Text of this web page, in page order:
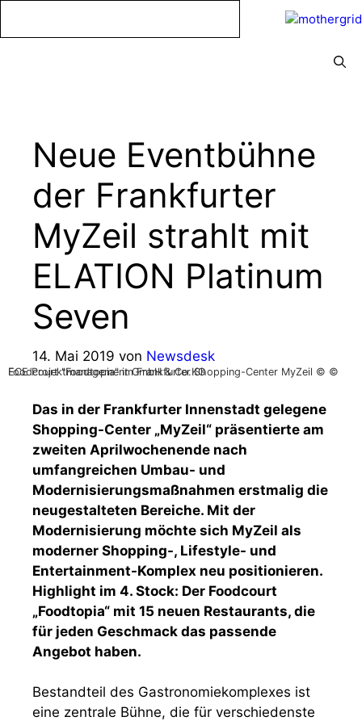
Neue Eventbühne
der Frankfurter
MyZeil strahlt mit
ELATION Platinum
Seven
14. Mai 2019 von Newsdesk
Foodcourt "Foodtopia" im Frankfurter Shopping-Center MyZeil © © ECE Projektmanagement GmbH & Co.KG
Das in der Frankfurter Innenstadt gelegene
Shopping-Center „MyZeil“ präsentierte am
zweiten Aprilwochenende nach
umfangreichen Umbau- und
Modernisierungsmaßnahmen erstmalig die
neugestalteten Bereiche. Mit der
Modernisierung möchte sich MyZeil als
moderner Shopping-, Lifestyle- und
Entertainment-Komplex neu positionieren.
Highlight im 4. Stock: Der Foodcourt
„Foodtopia“ mit 15 neuen Restaurants, die
für jeden Geschmack das passende
Angebot haben.
Bestandteil des Gastronomiekomplexes ist
eine zentrale Bühne, die für verschiedenste